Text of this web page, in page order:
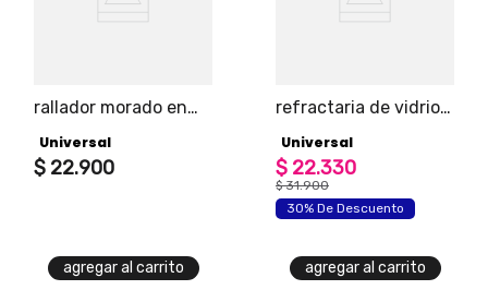
rallador morado en
Universal
$ 22.900
agregar al carrito
refractaria de vidrio
Universal
$ 22.330
$ 31.900
30% De Descuento
agregar al carrito